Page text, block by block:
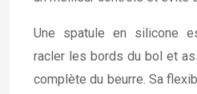
Une spatule en silicone
racler les bords du bol et
complète du beurre. Sa